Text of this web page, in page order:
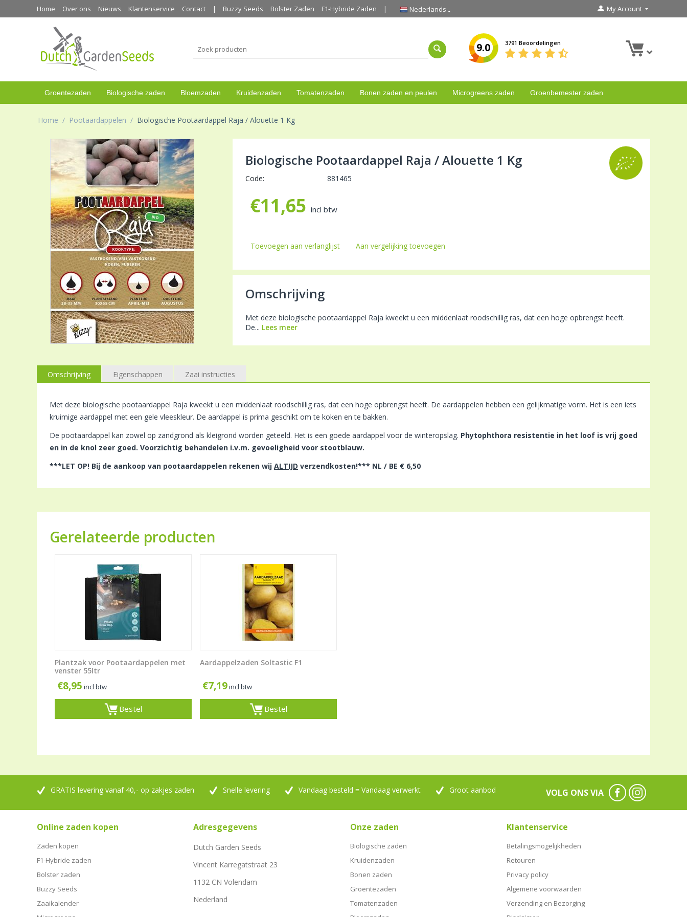
Home Over ons Nieuws Klantenservice Contact Buzzy Seeds Bolster Zaden F1-Hybride Zaden Nederlands My Account
9.0 3791 Beoordelingen
Groentezaden Biologische zaden Bloemzaden Kruidenzaden Tomatenzaden Bonen zaden en peulen Microgreens zaden Groenbemester zaden
Home / Pootaardappelen / Biologische Pootaardappel Raja / Alouette 1 Kg
Biologische Pootaardappel Raja / Alouette 1 Kg
Code: 881465
€11,65 incl btw
Toevoegen aan verlanglijst Aan vergelijking toevoegen
Omschrijving
Met deze biologische pootaardappel Raja kweekt u een middenlaat roodschillig ras, dat een hoge opbrengst heeft.
De... Lees meer
Omschrijving Eigenschappen Zaai instructies
Met deze biologische pootaardappel Raja kweekt u een middenlaat roodschillig ras, dat een hoge opbrengst heeft. De aardappelen hebben een gelijkmatige vorm. Het is een iets
kruimige aardappel met een gele vleeskleur. De aardappel is prima geschikt om te koken en te bakken.
De pootaardappel kan zowel op zandgrond als kleigrond worden geteeld. Het is een goede aardappel voor de winteropslag. Phytophthora resistentie in het loof is vrij goed
en in de knol zeer goed. Voorzichtig behandelen i.v.m. gevoeligheid voor stootblauw.
***LET OP! Bij de aankoop van pootaardappelen rekenen wij ALTIJD verzendkosten!*** NL / BE € 6,50
Gerelateerde producten
Plantzak voor Pootaardappelen met
venster 55ltr
€8,95 incl btw
Bestel
Aardappelzaden Soltastic F1
€7,19incl btw
Bestel
GRATIS levering vanaf 40,- op zakjes zaden Snelle levering Vandaag besteld = Vandaag verwerkt Groot aanbod VOLG ONS VIA
Online zaden kopen
Zaden kopen
F1-Hybride zaden
Bolster zaden
Buzzy Seeds
Zaaikalender
Adresgegevens
Dutch Garden Seeds
Vincent Karregatstraat 23
1132 CN Volendam
Nederland
Onze zaden
Biologische zaden
Kruidenzaden
Bonen zaden
Groentezaden
Tomatenzaden
Klantenservice
Betalingsmogelijkheden
Retouren
Privacy policy
Algemene voorwaarden
Verzending en Bezorging